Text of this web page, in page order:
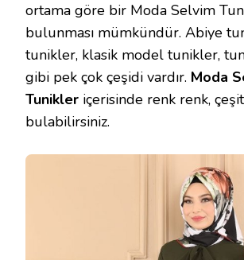
ortama göre bir Moda Selvim
bulunması mümkündür. Abiye
tunikler, klasik model tunikler,
gibi pek çok çeşidi vardır. Moda
Tunikler içerisinde renk renk,
bulabilirsiniz.